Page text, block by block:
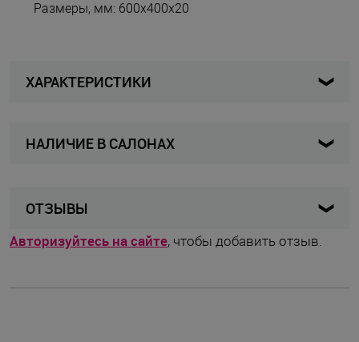
Размеры, мм: 600х400х20
ХАРАКТЕРИСТИКИ
Артикул KZ-0675
НАЛИЧИЕ В САЛОНАХ
ОТЗЫВЫ
Авторизуйтесь на сайте, чтобы добавить отзыв.